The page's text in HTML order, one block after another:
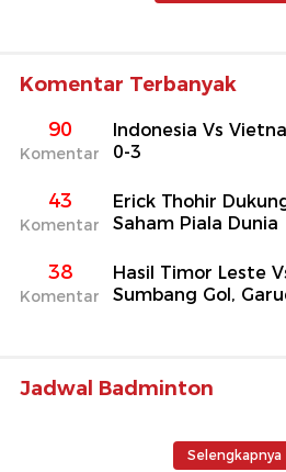
Komentar Terbanyak
90
Komentar
Indonesia Vs
0-3
43
Komentar
Erick Thohir
Saham Piala Dunia
38
Komentar
Hasil Timor Leste
Sumbang Gol,
Jadwal Badminton
Selengkapnya